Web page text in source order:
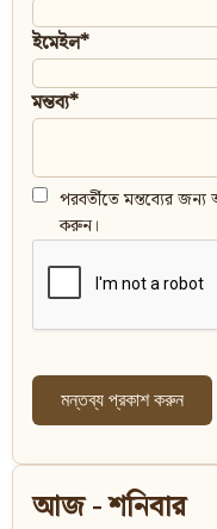
ইমেইল*
মন্তব্য*
পরবর্তীতে মন্তব্যের
করুন।
আজ - শনিবার